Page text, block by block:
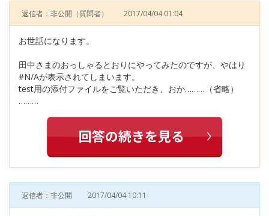
返信者：非公開 （質問者） 2017/04/04 01:04
お世話になります。
田中さまのおっしゃるとおりにやってみたのですが、やはり
#N/Aが表示されてしまいます。
test用の添付ファイルをご覧いただき、おか………（省略）
………
返信者：非公開 2017/04/04 10:11